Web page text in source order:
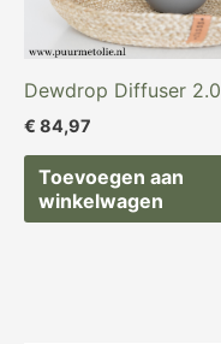
Dewdrop Diffuser 2.0
€ 84,97
Toevoegen aan
winkelwagen